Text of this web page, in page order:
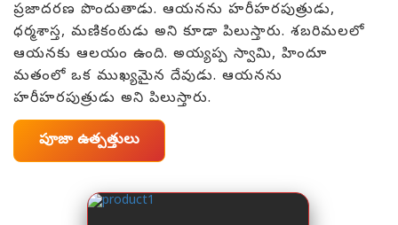
ప్రజాదరణ పొందుతాడు. ఆయనను హరీహరపుత్రుడు,
ధర్మశాస్త, మణికంఠుడు అని కూడా పిలుస్తారు. శబరిమలలో
ఆయనకు ఆలయం ఉంది. అయ్యప్ప స్వామి, హిందూ
మతంలో ఒక ముఖ్యమైన దేవుడు. ఆయనను
హరీహరపుత్రుడు అని పిలుస్తారు.
పూజా ఉత్పత్తులు